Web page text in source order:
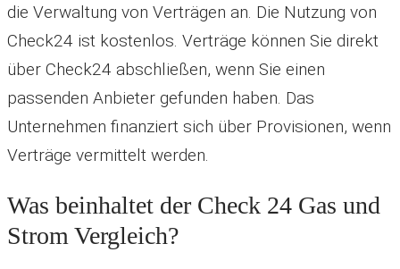
die Verwaltung von Verträgen an. Die Nutzung von
Check24 ist kostenlos. Verträge können Sie direkt
über Check24 abschließen, wenn Sie einen
passenden Anbieter gefunden haben. Das
Unternehmen finanziert sich über Provisionen, wenn
Verträge vermittelt werden.
Was beinhaltet der Check 24 Gas und
Strom Vergleich?